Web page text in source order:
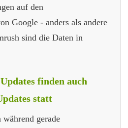
auf den
Google - anders als andere
sind die Daten in
finden auch
statt
gerade